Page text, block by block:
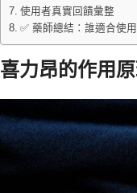
使用者真實回饋彙整
✅ 藥師總結：誰適合使
喜力昂的作用